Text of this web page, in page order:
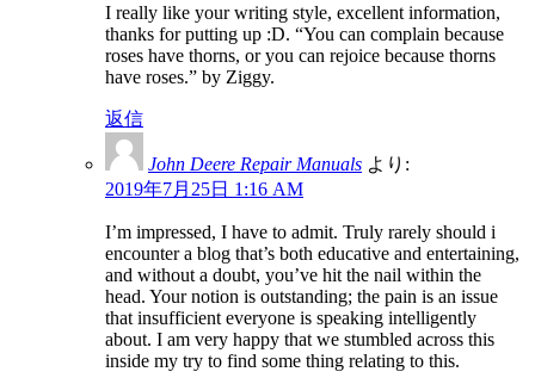
I really like your writing style, excellent information,
thanks for putting up :D. “You can complain because
roses have thorns, or you can rejoice because thorns
have roses.” by Ziggy.
返信
John Deere Repair Manuals より:
2019年7月25日 1:16 AM
I’m impressed, I have to admit. Truly rarely should i
encounter a blog that’s both educative and entertaining,
and without a doubt, you’ve hit the nail within the
head. Your notion is outstanding; the pain is an issue
that insufficient everyone is speaking intelligently
about. I am very happy that we stumbled across this
inside my try to find some thing relating to this.